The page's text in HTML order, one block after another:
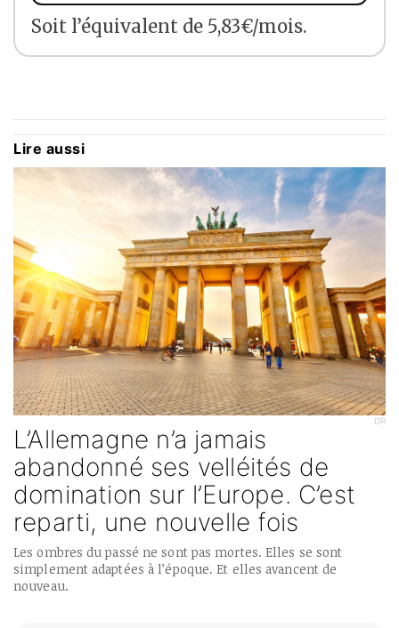
Soit l’équivalent de 5,83€/mois.
Lire aussi
DR
L’Allemagne n’a jamais
abandonné ses velléités de
domination sur l’Europe. C’est
reparti, une nouvelle fois
Les ombres du passé ne sont pas mortes. Elles se sont
simplement adaptées à l’époque. Et elles avancent de
nouveau.